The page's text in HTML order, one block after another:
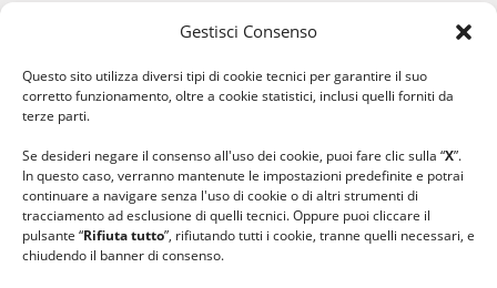
Gestisci Consenso
Questo sito utilizza diversi tipi di cookie tecnici per garantire il suo
corretto funzionamento, oltre a cookie statistici, inclusi quelli forniti da
terze parti.
Se desideri negare il consenso all'uso dei cookie, puoi fare clic sulla “X”.
In questo caso, verranno mantenute le impostazioni predefinite e potrai
continuare a navigare senza l'uso di cookie o di altri strumenti di
tracciamento ad esclusione di quelli tecnici. Oppure puoi cliccare il
pulsante “Rifiuta tutto”, rifiutando tutti i cookie, tranne quelli necessari, e
chiudendo il banner di consenso.
#lanaterapia
#ilcaloredellempatia